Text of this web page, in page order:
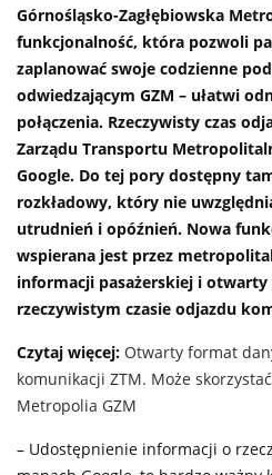
Górnośląsko-Zagłębiowska
funkcjonalność, która pozwoli
zaplanować swoje codzienne
odwiedzającym GZM – ułatwi
połączenia. Rzeczywisty czas
Zarządu Transportu
Google. Do tej pory dostępny
rozkładowy, który nie
utrudnień i opóźnień. Nowa
wspierana jest przez
informacji pasażerskiej i
rzeczywistym czasie odjazdu
Czytaj więcej: Otwarty format
komunikacji ZTM. Może
Metropolia GZM
– Udostępnienie informacji o